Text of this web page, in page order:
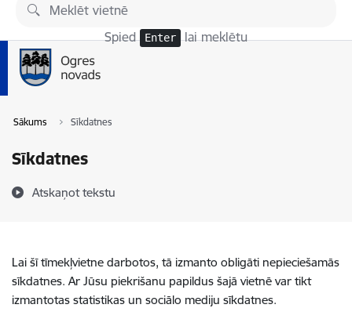
Pāriet uz lapas saturu
Spied Enter lai meklētu
Sākums Sīkdatnes
Sīkdatnes
Atskaņot tekstu
Lai šī tīmekļvietne darbotos, tā izmanto obligāti nepieciešamās
sīkdatnes. Ar Jūsu piekrišanu papildus šajā vietnē var tikt
izmantotas statistikas un sociālo mediju sīkdatnes.